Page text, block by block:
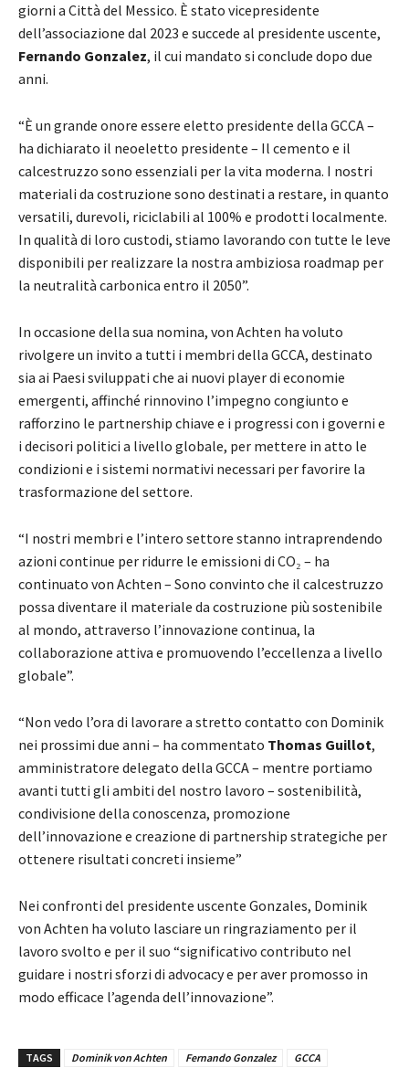
giorni a Città del Messico. È stato vicepresidente
dell’associazione dal 2023 e succede al presidente uscente,
Fernando Gonzalez, il cui mandato si conclude dopo due
anni.
“È un grande onore essere eletto presidente della GCCA –
ha dichiarato il neoeletto presidente – Il cemento e il
calcestruzzo sono essenziali per la vita moderna. I nostri
materiali da costruzione sono destinati a restare, in quanto
versatili, durevoli, riciclabili al 100% e prodotti localmente.
In qualità di loro custodi, stiamo lavorando con tutte le leve
disponibili per realizzare la nostra ambiziosa roadmap per
la neutralità carbonica entro il 2050”.
In occasione della sua nomina, von Achten ha voluto
rivolgere un invito a tutti i membri della GCCA, destinato
sia ai Paesi sviluppati che ai nuovi player di economie
emergenti, affinché rinnovino l’impegno congiunto e
rafforzino le partnership chiave e i progressi con i governi e
i decisori politici a livello globale, per mettere in atto le
condizioni e i sistemi normativi necessari per favorire la
trasformazione del settore.
“I nostri membri e l’intero settore stanno intraprendendo
azioni continue per ridurre le emissioni di CO₂ – ha
continuato von Achten – Sono convinto che il calcestruzzo
possa diventare il materiale da costruzione più sostenibile
al mondo, attraverso l’innovazione continua, la
collaborazione attiva e promuovendo l’eccellenza a livello
globale”.
“Non vedo l’ora di lavorare a stretto contatto con Dominik
nei prossimi due anni – ha commentato Thomas Guillot,
amministratore delegato della GCCA – mentre portiamo
avanti tutti gli ambiti del nostro lavoro – sostenibilità,
condivisione della conoscenza, promozione
dell’innovazione e creazione di partnership strategiche per
ottenere risultati concreti insieme”
Nei confronti del presidente uscente Gonzales, Dominik
von Achten ha voluto lasciare un ringraziamento per il
lavoro svolto e per il suo “significativo contributo nel
guidare i nostri sforzi di advocacy e per aver promosso in
modo efficace l’agenda dell’innovazione”.
TAGS Dominik von Achten Fernando Gonzalez GCCA